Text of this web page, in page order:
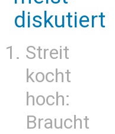
diskutiert
Streit
kocht
hoch:
Braucht